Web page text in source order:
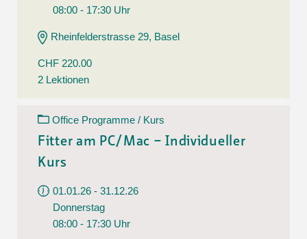
08:00 - 17:30 Uhr
Rheinfelderstrasse 29, Basel
CHF 220.00
2 Lektionen
Office Programme / Kurs
Fitter am PC/Mac – Individueller
Kurs
01.01.26 - 31.12.26
Donnerstag
08:00 - 17:30 Uhr